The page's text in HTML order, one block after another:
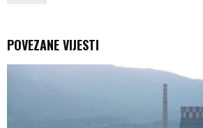
POVEZANE VIJESTI